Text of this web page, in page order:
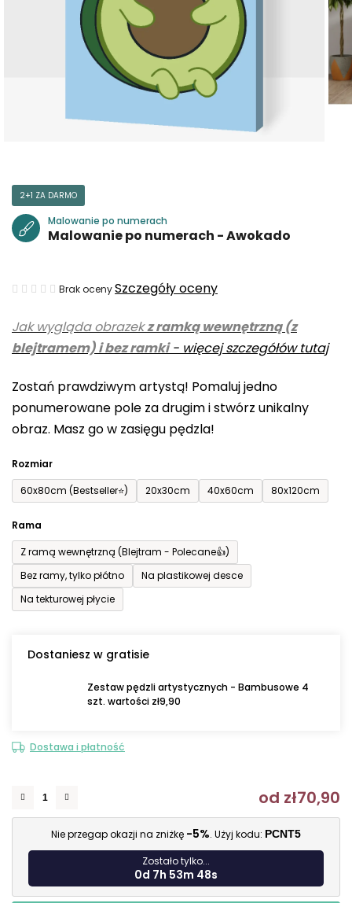
Jak wygląda obrazekz ramką wewnętrzną (z
blejtramem) i bez ramki- więcej szczegółów tutaj
Zostań prawdziwym artystą! Pomaluj jedno
ponumerowane pole za drugim i stwórz unikalny
obraz. Masz go w zasięgu pędzla!
Rozmiar
60x80cm (Bestseller⭐)
20x30cm 40x60cm 80x120cm
Rama
Z ramą wewnętrzną (Blejtram - Polecane👍)
Bez ramy, tylko płótno
Na plastikowej desce
Na tekturowej płycie
Dostaniesz w gratisie
Zestaw pędzli artystycznych - Bambusowe 4
szt. wartości zł9,90
Dostawa i płatność
od zł70,90
Nie przegap okazji na zniżkę -5%. Użyj kodu: PCNT5
Zostało tylko...
0d 7h 53m 47s
2+1 ZA DARMO
Malowanie po numerach
Malowanie po numerach - Awokado
Średnia
produktu
wynosi
na
5
gwiazdek.
Brak ocenySzczegóły oceny